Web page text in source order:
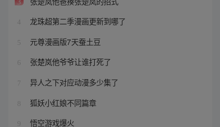
4 龙珠超第二季漫画更新到哪了
5 元尊漫画版7天蚕土豆
6 张楚岚他爷爷让谁打死了
7 异人之下对应动漫多少集了
8 狐妖小红娘不同篇章
9 悟空游戏爆火